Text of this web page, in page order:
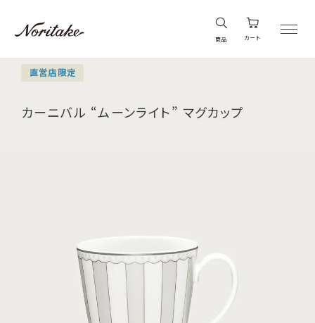
商品 カート
直営店限定
カーニバル “ムーンライト” マグカップ